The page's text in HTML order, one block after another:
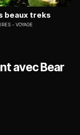
beaux treks
VOYAGE
avec Bear